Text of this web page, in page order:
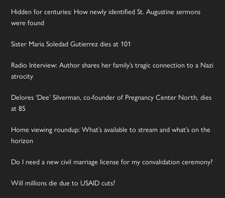
Hidden for centuries: How newly identified St. Augustine sermons
were found
Sister Maria Soledad Gutierrez dies at 101
Radio Interview: Author shares her family’s tragic connection to a Nazi
atrocity
Delores ‘Dee’ Silverman, co-founder of Pregnancy Center North, dies
at 85
Home viewing roundup: What’s available to stream and what’s on the
horizon
Do I need a new civil marriage license for my convalidation ceremony?
Will millions die due to USAID cuts?